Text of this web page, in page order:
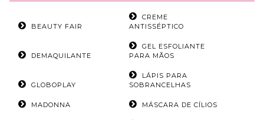
BEAUTY FAIR
CREME
ANTISSÉPTICO
DEMAQUILANTE
GEL ESFOLIANTE
PARA MÃOS
GLOBOPLAY
LÁPIS PARA
SOBRANCELHAS
MADONNA MÁSCARA DE CÍLIOS